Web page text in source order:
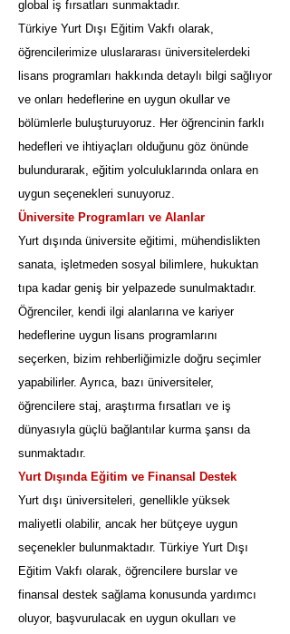
global iş fırsatları sunmaktadır.
Türkiye Yurt Dışı Eğitim Vakfı olarak,
öğrencilerimize uluslararası üniversitelerdeki
lisans programları hakkında detaylı bilgi sağlıyor
ve onları hedeflerine en uygun okullar ve
bölümlerle buluşturuyoruz. Her öğrencinin farklı
hedefleri ve ihtiyaçları olduğunu göz önünde
bulundurarak, eğitim yolculuklarında onlara en
uygun seçenekleri sunuyoruz.
Üniversite Programları ve Alanlar
Yurt dışında üniversite eğitimi, mühendislikten
sanata, işletmeden sosyal bilimlere, hukuktan
tıpa kadar geniş bir yelpazede sunulmaktadır.
Öğrenciler, kendi ilgi alanlarına ve kariyer
hedeflerine uygun lisans programlarını
seçerken, bizim rehberliğimizle doğru seçimler
yapabilirler. Ayrıca, bazı üniversiteler,
öğrencilere staj, araştırma fırsatları ve iş
dünyasıyla güçlü bağlantılar kurma şansı da
sunmaktadır.
Yurt Dışında Eğitim ve Finansal Destek
Yurt dışı üniversiteleri, genellikle yüksek
maliyetli olabilir, ancak her bütçeye uygun
seçenekler bulunmaktadır. Türkiye Yurt Dışı
Eğitim Vakfı olarak, öğrencilere burslar ve
finansal destek sağlama konusunda yardımcı
oluyor, başvurulacak en uygun okulları ve